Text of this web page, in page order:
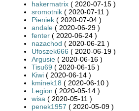
hakermatrix ( 2020-07-15 )
sromotnik ( 2020-07-11 )
Pieniek ( 2020-07-04 )
andale ( 2020-06-29 )
fenter ( 2020-06-24 )
nazachod ( 2020-06-21 )
Ufoszek666 ( 2020-06-19 )
Argusie ( 2020-06-16 )
Tisu69 ( 2020-06-15 )
Kiwi ( 2020-06-14 )
kminek18 ( 2020-06-10 )
Legion ( 2020-05-14 )
wisa ( 2020-05-11 )
penek1957 ( 2020-05-09 )